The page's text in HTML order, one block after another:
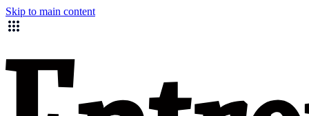
Skip to main content